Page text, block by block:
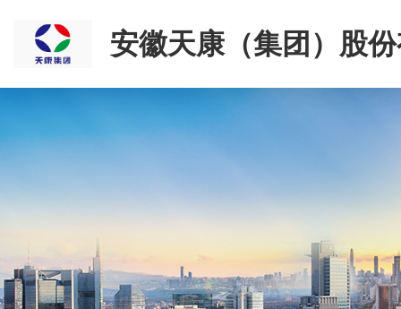
安徽天康（集团）股
司